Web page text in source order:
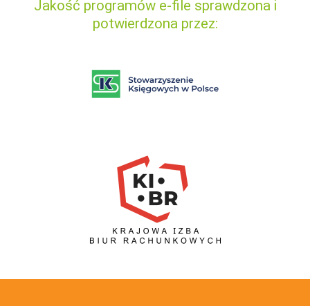
Jakość programów e-file sprawdzona i
potwierdzona przez: